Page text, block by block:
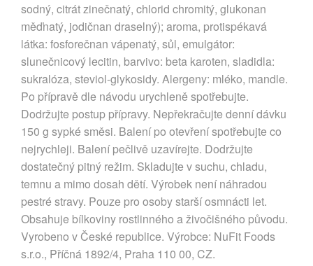
sodný, citrát zinečnatý, chlorid chromitý, glukonan
měďnatý, jodičnan draselný); aroma, protispékavá
látka: fosforečnan vápenatý, sůl, emulgátor:
slunečnicový lecitin, barvivo: beta karoten, sladidla:
sukralóza, steviol-glykosidy. Alergeny: mléko, mandle.
Po přípravě dle návodu urychleně spotřebujte.
Dodržujte postup přípravy. Nepřekračujte denní dávku
150 g sypké směsi. Balení po otevření spotřebujte co
nejrychleji. Balení pečlivě uzavírejte. Dodržujte
dostatečný pitný režim. Skladujte v suchu, chladu,
temnu a mimo dosah dětí. Výrobek není náhradou
pestré stravy. Pouze pro osoby starší osmnácti let.
Obsahuje bílkoviny rostlinného a živočišného původu.
Vyrobeno v České republice. Výrobce: NuFit Foods
s.r.o., Příčná 1892/4, Praha 110 00, CZ.